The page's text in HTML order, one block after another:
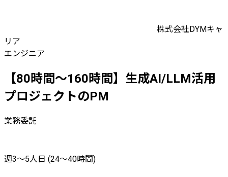
株式会社DYMキャ
リア
エンジニア
【80時間～160時間】生成AI/LLM活用
プロジェクトのPM
業務委託
週3〜5人日 (24〜40時間)